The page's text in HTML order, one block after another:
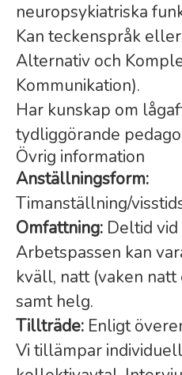
neuropsykiatriska
Kan teckenspråk
Alternativ och
Kommunikation).
Har kunskap om
tydliggörande
Övrig information
Anställningsform:
Timanställning/
Omfattning: Deltid vid
Arbetspassen kan
kväll, natt (vaken
samt helg.
Tillträde: Enligt
Vi tillämpar